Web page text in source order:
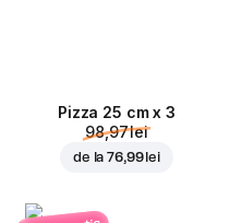
Pizza 25 cm x 3
98,97 lei
de la76,99 lei